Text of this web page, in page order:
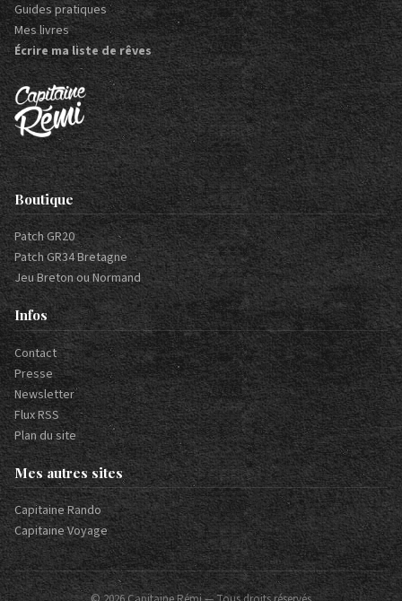
Guides pratiques
Mes livres
Écrire ma liste de rêves
Boutique
Patch GR20
Patch GR34 Bretagne
Jeu Breton ou Normand
Infos
Contact
Presse
Newsletter
Flux RSS
Plan du site
Mes autres sites
Capitaine Rando
Capitaine Voyage